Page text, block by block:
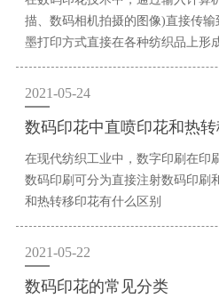
描、数码相机拍摄的图像)直接传
墨打印方式直接在各种纺织品上形
2021-05-24
数码印花中直喷印花和热
在现代纺织工业中，数字印刷在印
数码印刷可分为直接注射数码印刷
和热转移印花有什么区别
2021-05-22
数码印花的常见分类